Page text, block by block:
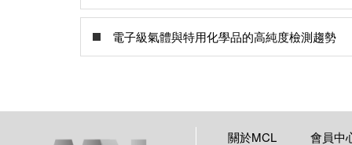
電子級氣體與特用化學品的高純度檢測趨勢
關於MCL 會員中